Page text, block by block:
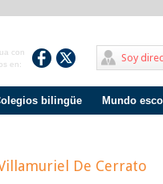
Soy
con
en:
bilingüe Mundo
De Cerrato